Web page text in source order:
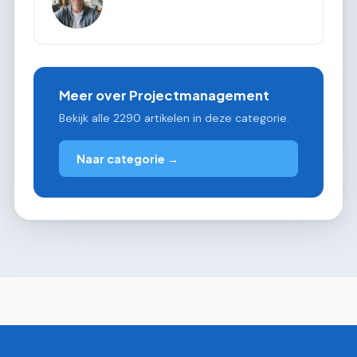
Meer over Projectmanagement
Bekijk alle 2290 artikelen in deze categorie.
Naar categorie →